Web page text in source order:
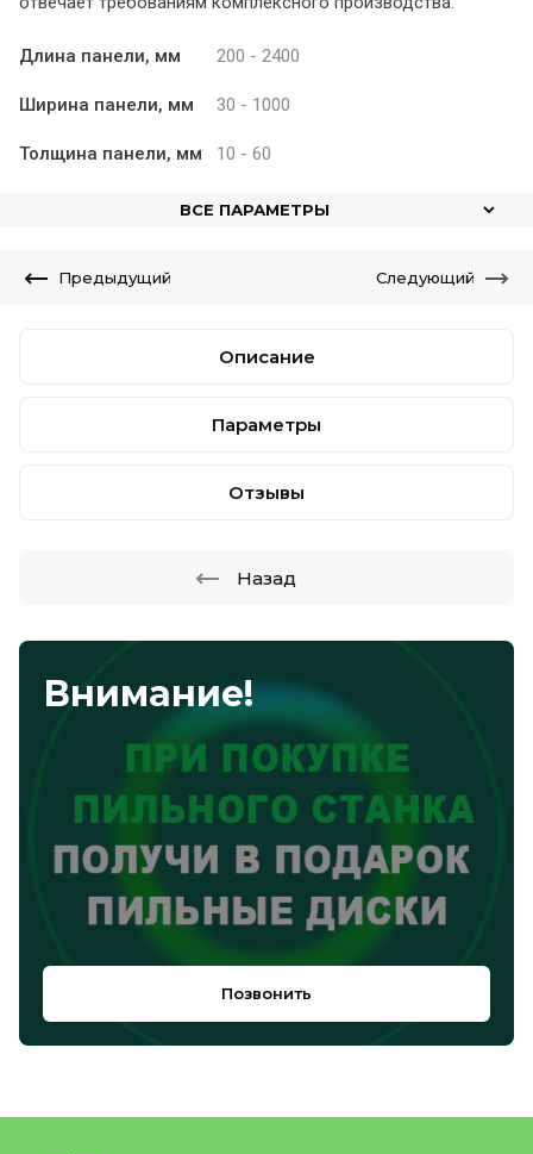
Внимание!
Позвонить
Длина панели, мм 200 - 2400
Ширина панели, мм 30 - 1000
Толщина панели, мм 10 - 60
ВСЕ ПАРАМЕТРЫ
Предыдущий Следующий
Описание
Параметры
Отзывы
Назад